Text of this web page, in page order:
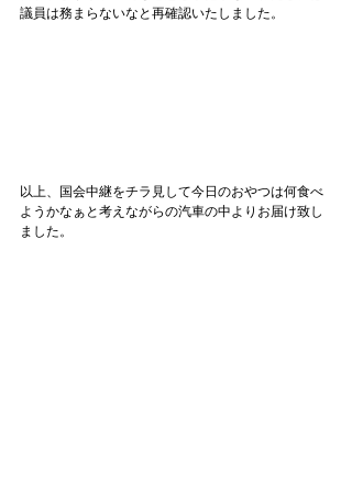
議員は務まらないなと再確認いたしました。
以上、国会中継をチラ見して今日のおやつは何食べ
ようかなぁと考えながらの汽車の中よりお届け致し
ました。